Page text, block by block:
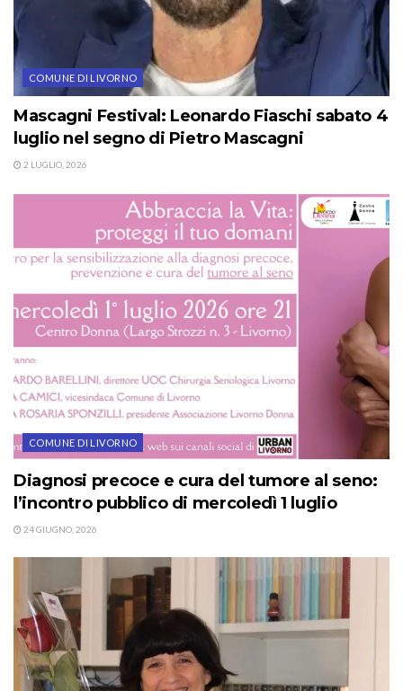
COMUNE DI LIVORNO
Mascagni Festival: Leonardo Fiaschi sabato 4
luglio nel segno di Pietro Mascagni
2 LUGLIO, 2026
COMUNE DI LIVORNO
Diagnosi precoce e cura del tumore al seno:
l’incontro pubblico di mercoledì 1 luglio
24 GIUGNO, 2026